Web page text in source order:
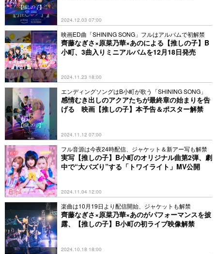
2024.12.03 07:00
映画ED曲「SHINING SONG」フルはアルバムで初解禁
齊藤なぎさ×原菜乃華×あのによる【推しの子】B
小町、3曲入りミニアルバムを12月18日発売
2024.11.23 18:00
エンディングソングはB小町が歌う「SHINING SONG」
感情むき出しのアクアたちが最終章の始まりを告
げる 映画【推しの子】本予告＆ポスター解禁
2024.11.12 07:00
フル音源は今夜24時配信、ジャケット＆新アー写も解禁
実写【推しの子】B小町のオリジナル曲第2弾、劇
中で“大バズり”する「トワイライト」MV公開
2024.11.04 12:00
楽曲は10月19日より配信開始、ジャケットも解禁
齊藤なぎさ×原菜乃華×あのがパフォーマンスを披
露、【推しの子】B小町の初ライブ映像解禁
2024.10.18 18:00